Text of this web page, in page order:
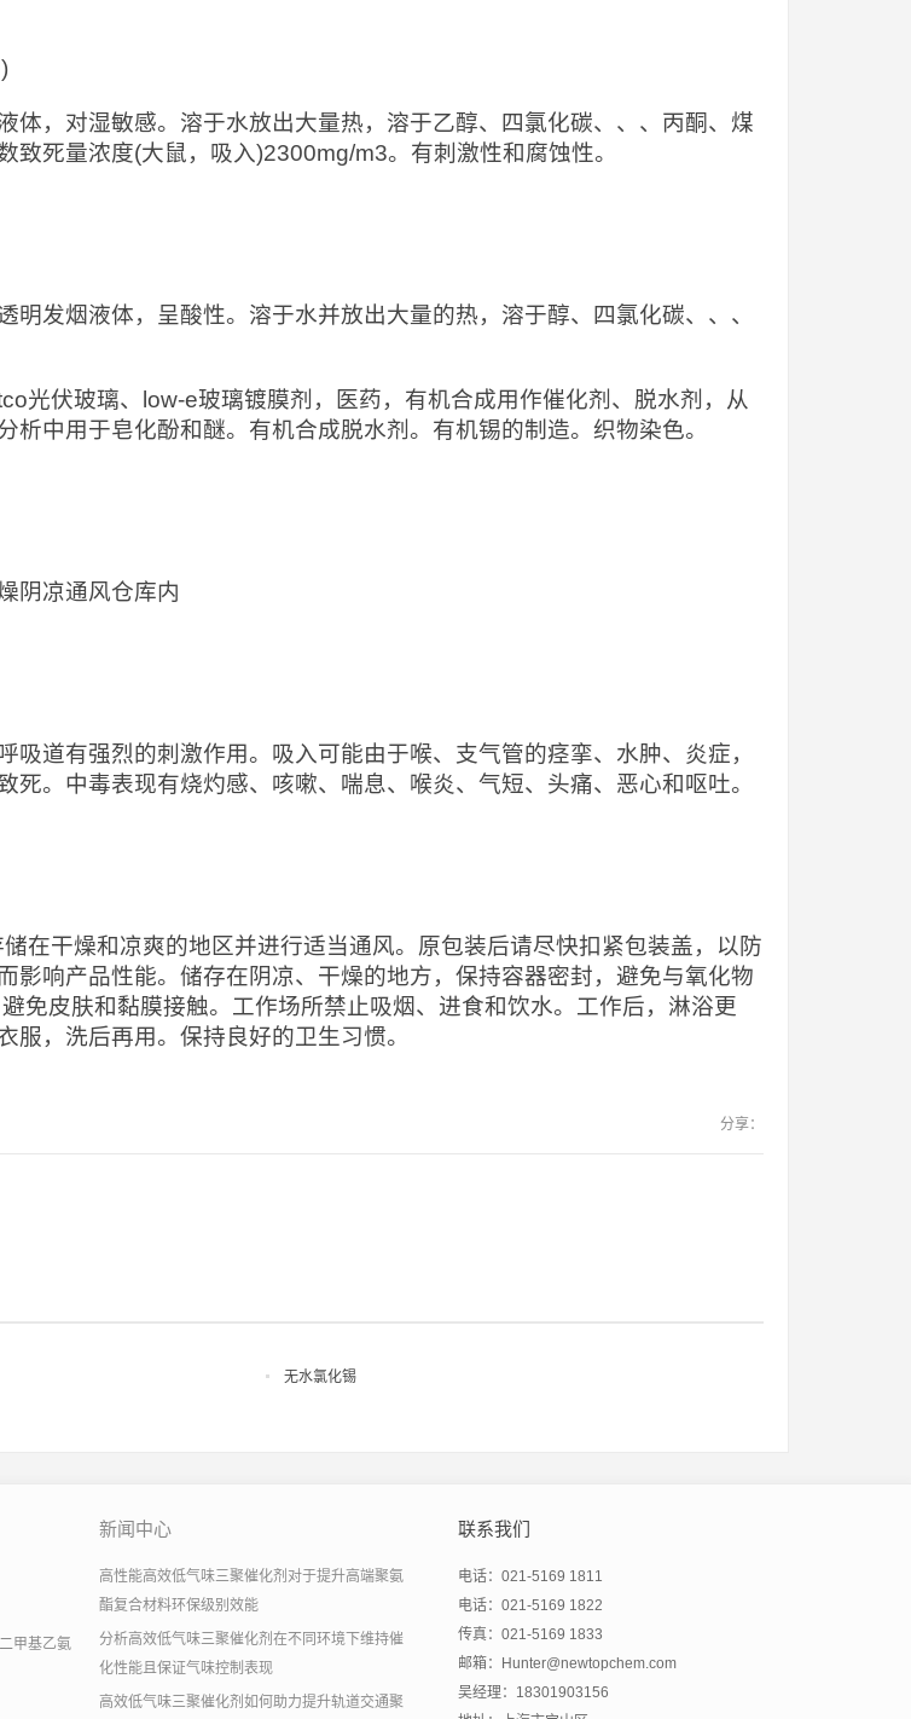
体，对湿敏感。溶于水放出大量热，溶于乙醇、四氯化碳、、、丙酮、煤
致死量浓度(大鼠，吸入)2300mg/m3。有刺激性和腐蚀性。
明发烟液体，呈酸性。溶于水并放出大量的热，溶于醇、四氯化碳、、、
光伏玻璃、low-e玻璃镀膜剂，医药，有机合成用作催化剂、脱水剂，从
析中用于皂化酚和醚。有机合成脱水剂。有机锡的制造。织物染色。
阴凉通风仓库内
吸道有强烈的刺激作用。吸入可能由于喉、支气管的痉挛、水肿、炎症，
死。中毒表现有烧灼感、咳嗽、喘息、喉炎、气短、头痛、恶心和呕吐。
在干燥和凉爽的地区并进行适当通风。原包装后请尽快扣紧包装盖，以防
影响产品性能。储存在阴凉、干燥的地方，保持容器密封，避免与氧化物
免皮肤和黏膜接触。工作场所禁止吸烟、进食和饮水。工作后，淋浴更
服，洗后再用。保持良好的卫生习惯。
分享：
无水氯化锡
甲基乙氨
新闻中心
高性能高效低气味三聚催化剂对于提升高端聚氨
酯复合材料环保级别效能
分析高效低气味三聚催化剂在不同环境下维持催
化性能且保证气味控制表现
高效低气味三聚催化剂如何助力提升轨道交通聚
联系我们
电话：021-5169 1811
电话：021-5169 1822
传真：021-5169 1833
邮箱：Hunter@newtopchem.com
吴经理：18301903156